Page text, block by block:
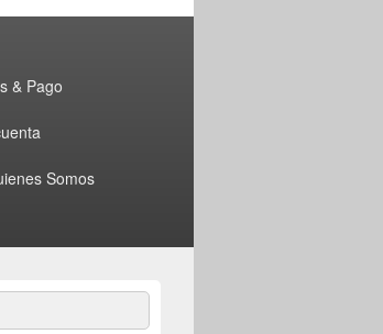
& Pago
Somos